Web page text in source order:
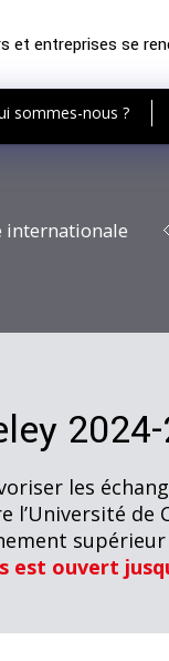
et entreprises se
sommes-nous ?
internationale
les
de
est ouvert